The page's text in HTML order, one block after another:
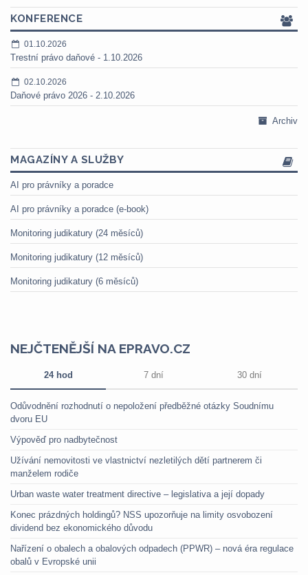
KONFERENCE
01.10.2026
Trestní právo daňové - 1.10.2026
02.10.2026
Daňové právo 2026 - 2.10.2026
Archiv
MAGAZÍNY A SLUŽBY
AI pro právníky a poradce
AI pro právníky a poradce (e-book)
Monitoring judikatury (24 měsíců)
Monitoring judikatury (12 měsíců)
Monitoring judikatury (6 měsíců)
NEJČTENĚJŠÍ NA EPRAVO.CZ
24 hod 7 dní 30 dní
Odůvodnění rozhodnutí o nepoložení předběžné otázky Soudnímu
dvoru EU
Výpověď pro nadbytečnost
Užívání nemovitosti ve vlastnictví nezletilých dětí partnerem či
manželem rodiče
Urban waste water treatment directive – legislativa a její dopady
Konec prázdných holdingů? NSS upozorňuje na limity osvobození
dividend bez ekonomického důvodu
Nařízení o obalech a obalových odpadech (PPWR) – nová éra regulace
obalů v Evropské unii